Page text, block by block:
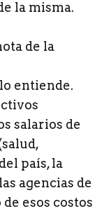
la misma.
de la
entiende.
salarios de
país, la
agencias de
esos costos